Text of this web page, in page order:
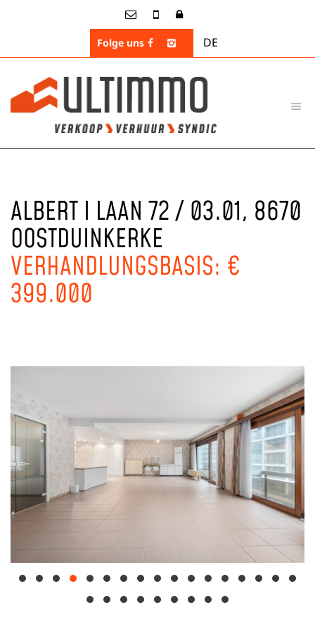
Folge uns DE
ALBERT I LAAN 72 / 03.01, 8670
OOSTDUINKERKE
VERHANDLUNGSBASIS: €
399.000